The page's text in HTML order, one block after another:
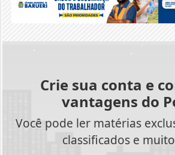
Crie sua conta e
vantagens do
Você pode ler matérias
classificados e